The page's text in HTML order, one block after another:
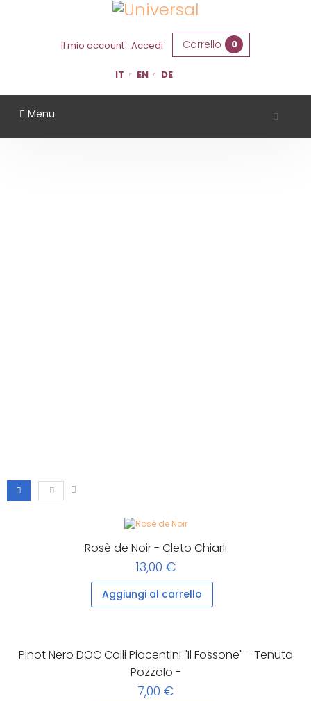
Il mio account Accedi Carrello 0
IT EN DE
Menu
Rosè de Noir - Cleto Chiarli
13,00 €
Aggiungi al carrello
Pinot Nero DOC Colli Piacentini "Il Fossone" - Tenuta
Pozzolo -
7,00 €